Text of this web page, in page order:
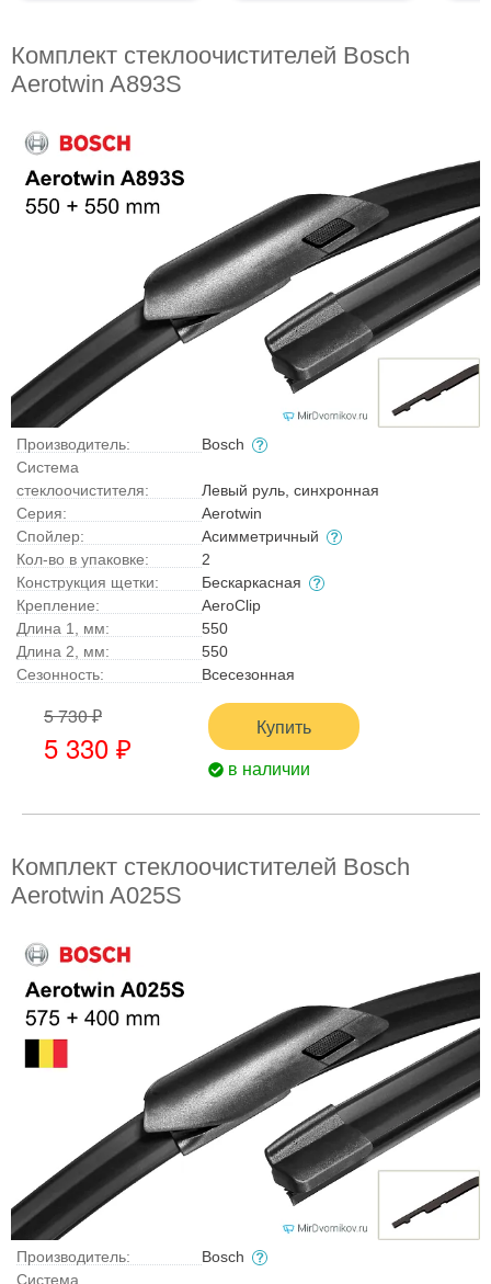
Комплект стеклоочистителей Bosch
Aerotwin A893S
Производитель:
Bosch
Система
стеклоочистителя:
Левый руль, синхронная
Серия:
Aerotwin
Спойлер:
Асимметричный
Кол-во в упаковке:
2
Конструкция щетки:
Бескаркасная
Крепление:
AeroClip
Длина 1, мм:
550
Длина 2, мм:
550
Сезонность:
Всесезонная
5 730 ₽
5 330 ₽
Купить
в наличии
Комплект стеклоочистителей Bosch
Aerotwin A025S
Производитель:
Bosch
Система